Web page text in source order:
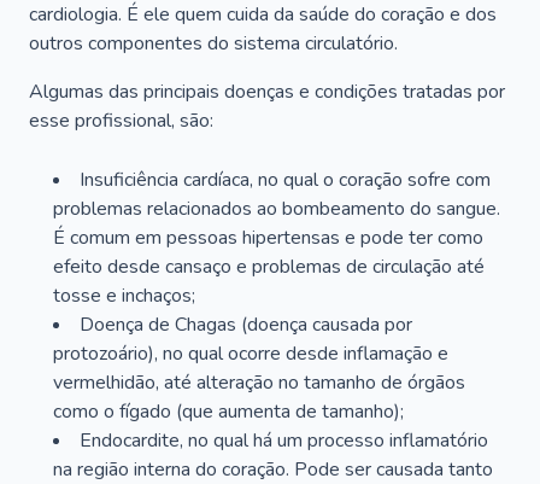
cardiologia. É ele quem cuida da saúde do coração e dos
outros componentes do sistema circulatório.
Algumas das principais doenças e condições tratadas por
esse profissional, são:
Insuficiência cardíaca, no qual o coração sofre com
problemas relacionados ao bombeamento do sangue.
É comum em pessoas hipertensas e pode ter como
efeito desde cansaço e problemas de circulação até
tosse e inchaços;
Doença de Chagas (doença causada por
protozoário), no qual ocorre desde inflamação e
vermelhidão, até alteração no tamanho de órgãos
como o fígado (que aumenta de tamanho);
Endocardite, no qual há um processo inflamatório
na região interna do coração. Pode ser causada tanto